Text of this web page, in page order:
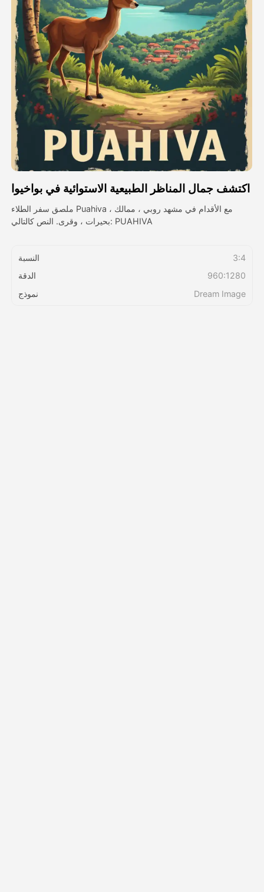
فيديو الصورة الرمزية
▼
فيديو AI ▼
صور منظمة العفو الدولية ▼
أدوات أخرى ▼
شاهد جميع القوالب
الاستعراض
التسعير
اكتشف جمال المناظر الطبيعية الاستوائية في بواخيوا
ملصق سفر الطلاء Puahiva مع الأقدام في مشهد روبي ، ممالك ،
بحيرات ، وقرى. النص كالتالي: PUAHIVA
النسبة
3:4
الدقة
960:1280
نموذج
Dream Image